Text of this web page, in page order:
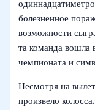
болезненное
возможности
та команда вошла
чемпионата и
Несмотря на
произвело